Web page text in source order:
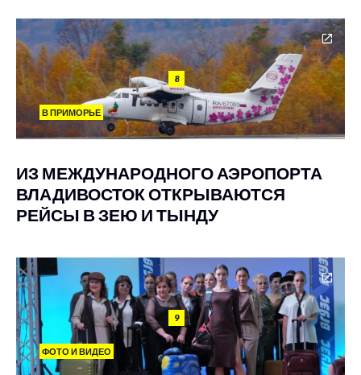
8
В ПРИМОРЬЕ
ИЗ МЕЖДУНАРОДНОГО АЭРОПОРТА
ВЛАДИВОСТОК ОТКРЫВАЮТСЯ
РЕЙСЫ В ЗЕЮ И ТЫНДУ
9
ФОТО И ВИДЕО